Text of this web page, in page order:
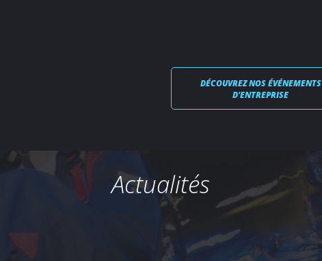
DÉCOUVREZ NOS ÉVÉNEMENTS
D'ENTREPRISE
Actualités